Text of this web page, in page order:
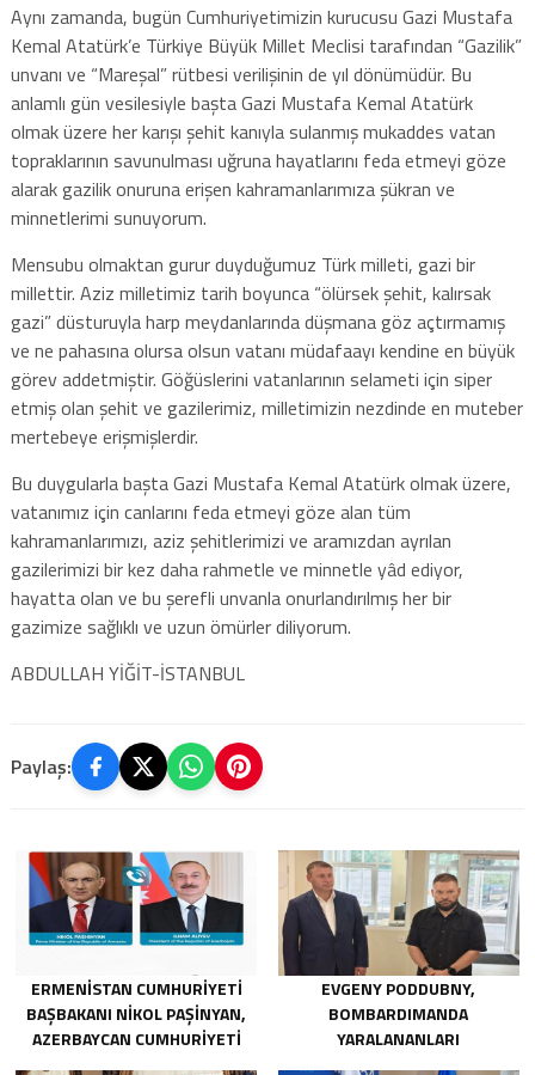
Aynı zamanda, bugün Cumhuriyetimizin kurucusu Gazi Mustafa
Kemal Atatürk’e Türkiye Büyük Millet Meclisi tarafından “Gazilik”
unvanı ve “Mareşal” rütbesi verilişinin de yıl dönümüdür. Bu
anlamlı gün vesilesiyle başta Gazi Mustafa Kemal Atatürk
olmak üzere her karışı şehit kanıyla sulanmış mukaddes vatan
topraklarının savunulması uğruna hayatlarını feda etmeyi göze
alarak gazilik onuruna erişen kahramanlarımıza şükran ve
minnetlerimi sunuyorum.
Mensubu olmaktan gurur duyduğumuz Türk milleti, gazi bir
millettir. Aziz milletimiz tarih boyunca “ölürsek şehit, kalırsak
gazi” düsturuyla harp meydanlarında düşmana göz açtırmamış
ve ne pahasına olursa olsun vatanı müdafaayı kendine en büyük
görev addetmiştir. Göğüslerini vatanlarının selameti için siper
etmiş olan şehit ve gazilerimiz, milletimizin nezdinde en muteber
mertebeye erişmişlerdir.
Bu duygularla başta Gazi Mustafa Kemal Atatürk olmak üzere,
vatanımız için canlarını feda etmeyi göze alan tüm
kahramanlarımızı, aziz şehitlerimizi ve aramızdan ayrılan
gazilerimizi bir kez daha rahmetle ve minnetle yâd ediyor,
hayatta olan ve bu şerefli unvanla onurlandırılmış her bir
gazimize sağlıklı ve uzun ömürler diliyorum.
ABDULLAH YİĞİT-İSTANBUL
Paylaş:
ERMENISTAN CUMHURIYETI
BAŞBAKANI NIKOL PAŞINYAN,
AZERBAYCAN CUMHURIYETI
EVGENY PODDUBNY,
BOMBARDIMANDA
YARALANANLARI